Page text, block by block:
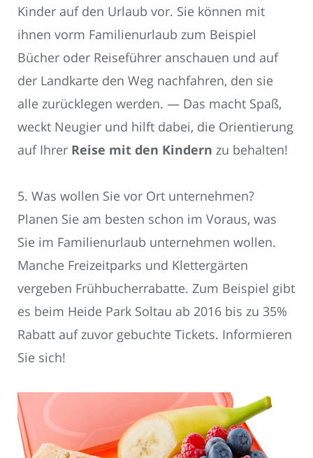
Kinder auf den Urlaub vor. Sie können mit
ihnen vorm Familienurlaub zum Beispiel
Bücher oder Reiseführer anschauen und auf
der Landkarte den Weg nachfahren, den sie
alle zurücklegen werden. — Das macht Spaß,
weckt Neugier und hilft dabei, die Orientierung
auf Ihrer Reise mit den Kindern zu behalten!
5. Was wollen Sie vor Ort unternehmen?
Planen Sie am besten schon im Voraus, was
Sie im Familienurlaub unternehmen wollen.
Manche Freizeitparks und Klettergärten
vergeben Frühbucherrabatte. Zum Beispiel gibt
es beim Heide Park Soltau ab 2016 bis zu 35%
Rabatt auf zuvor gebuchte Tickets. Informieren
Sie sich!